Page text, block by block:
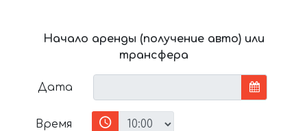
Начало аренды (получение авто) или
трансфера
Дата
Время